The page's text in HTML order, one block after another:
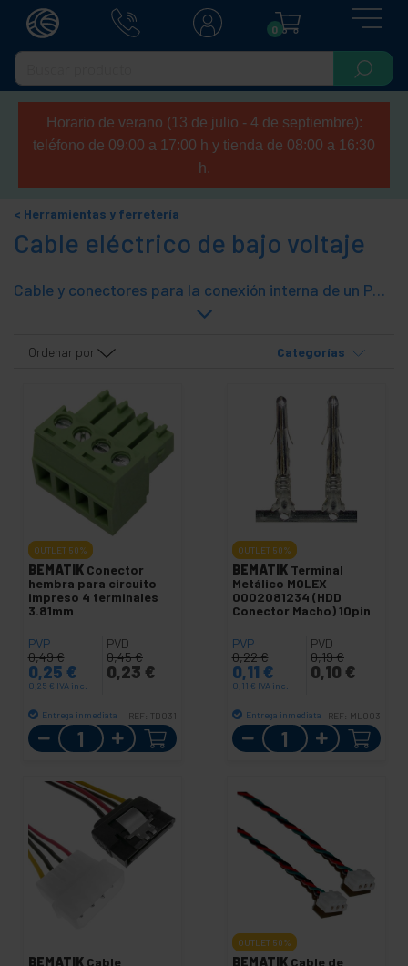
0
Horario de verano (13 de julio - 4 de septiembre):
teléfono de 09:00 a 17:00 h y tienda de 08:00 a 16:30
h.
Herramientas y ferretería
Cable eléctrico de bajo voltaje
Cable y conectores para la conexión interna de un PC u ordenador de sobremesa. Los más populares conectores de alimenación para fuente de alimentación, ventilador, placa base, unidades de disco, conectores Molex, etc. Se suministran cables y conectores para la realización de conexiones internas de bajo voltaje.
Ordenar por Categorías
OUTLET 50%
BEMATIK Conector
hembra para circuito
impreso 4 terminales
3.81mm
PVP
0,49€
0,25 €
0,25 € IVA inc.
PVD
0,45€
0,23 €
Entrega inmediata REF: TD031
Cantidad
OUTLET 50%
BEMATIK Terminal
Metálico MOLEX
0002081234 (HDD
Conector Macho) 10pin
PVP
0,22€
0,11 €
0,11 € IVA inc.
PVD
0,19€
0,10 €
Entrega inmediata REF: ML003
Cantidad
BEMATIK Cable
OUTLET 50%
BEMATIK Cable de